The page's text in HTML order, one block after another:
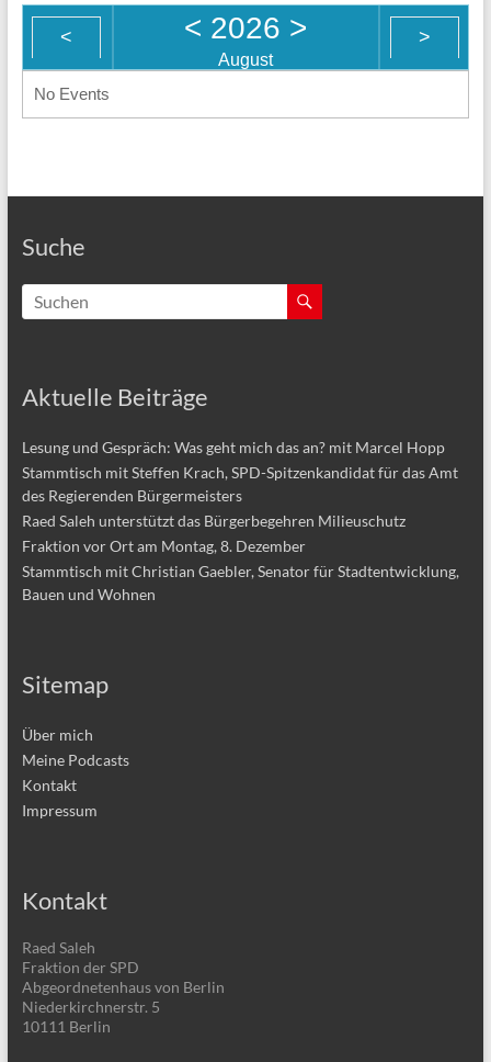
< < 2026 >
August
>
No Events
Suche
Aktuelle Beiträge
Lesung und Gespräch: Was geht mich das an? mit Marcel Hopp
Stammtisch mit Steffen Krach, SPD-Spitzenkandidat für das Amt
des Regierenden Bürgermeisters
Raed Saleh unterstützt das Bürgerbegehren Milieuschutz
Fraktion vor Ort am Montag, 8. Dezember
Stammtisch mit Christian Gaebler, Senator für Stadtentwicklung,
Bauen und Wohnen
Sitemap
Über mich
Meine Podcasts
Kontakt
Impressum
Kontakt
Raed Saleh
Fraktion der SPD
Abgeordnetenhaus von Berlin
Niederkirchnerstr. 5
10111 Berlin